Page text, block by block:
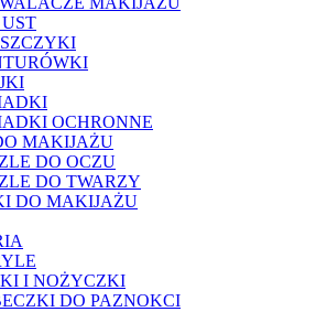
OCHRONNE
MAKIJAŻU
DO OCZU
DO TWARZY
DO MAKIJAŻU
I NOŻYCZKI
DO PAZNOKCI